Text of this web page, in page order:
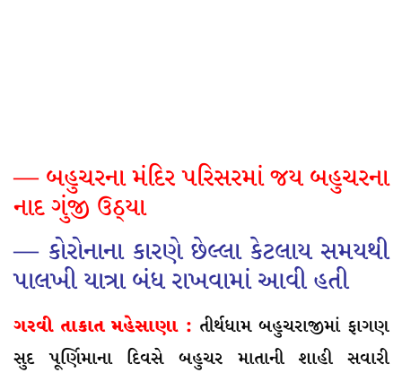
— બહુચરના મંદિર પરિસરમાં જય બહુચરના
નાદ ગુંજી ઉઠ્યા
— કોરોનાના કારણે છેલ્લા કેટલાય સમયથી
પાલખી યાત્રા બંધ રાખવામાં આવી હતી
ગરવી તાકાત મહેસાણા : તીર્થધામ બહુચરાજીમાં ફાગણ
સુદ પૂર્ણિમાના દિવસે બહુચર માતાની શાહી સવારી